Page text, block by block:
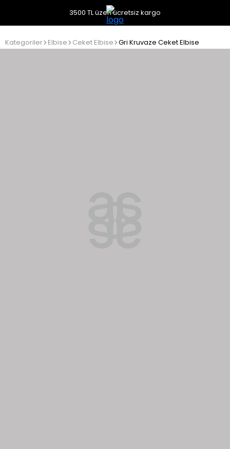
3500 TL üzeri ücretsiz kargo
Kategoriler Elbise Ceket Elbise Gri Kruvaze Ceket Elbise